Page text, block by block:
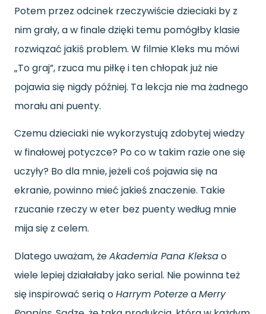
Potem przez odcinek rzeczywiście dzieciaki by z
nim grały, a w finale dzięki temu pomógłby klasie
rozwiązać jakiś problem. W filmie Kleks mu mówi
„To graj”, rzuca mu piłkę i ten chłopak już nie
pojawia się nigdy później. Ta lekcja nie ma żadnego
morału ani puenty.
Czemu dzieciaki nie wykorzystują zdobytej wiedzy
w finałowej potyczce? Po co w takim razie one się
uczyły? Bo dla mnie, jeżeli coś pojawia się na
ekranie, powinno mieć jakieś znaczenie. Takie
rzucanie rzeczy w eter bez puenty według mnie
mija się z celem.
Dlatego uważam, żeAkademia Pana Kleksao
wiele lepiej działałaby jako serial. Nie powinna też
się inspirować serią oHarrym PoterzeaMerry